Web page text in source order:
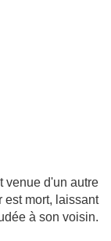
venue d'un autre
est mort, laissant
à son voisin.